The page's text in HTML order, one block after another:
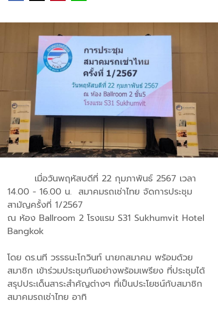
เมื่อวันพฤหัสบดีที่ 22 กุมภาพันธ์ 2567 เวลา
14.00 - 16.00 น. สมาคมรถเช่าไทย จัดการประชุม
สามัญครั้งที่ 1/2567
ณ ห้อง Ballroom 2 โรงแรม S31 Sukhumvit Hotel
Bangkok
โดย ดร.นที วรรธนะโกวินท์ นายกสมาคม พร้อมด้วย
สมาชิก เข้าร่วมประชุมกันอย่างพร้อมเพรียง ที่ประชุมได้
สรุปประเด็นสาระสำคัญต่างๆ ที่เป็นประโยชน์กับสมาชิก
สมาคมรถเช่าไทย อาทิ